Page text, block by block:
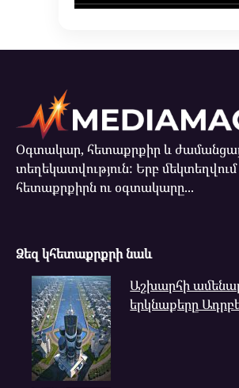
Օգտակար, հետաքրքիր և
տեղեկատվություն: Երբ
հետաքրքիրն ու օգտակարը...
Ձեզ կհետաքրքրի նաև
Աշխարհի
երկնաքերը